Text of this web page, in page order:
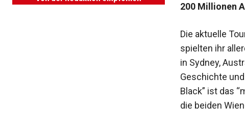
200 Millionen
Die aktuelle
spielten ihr
in Sydney,
Geschichte
Black” ist das
die beiden